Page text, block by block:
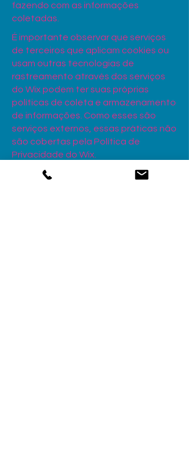
fazendo com as informações
coletadas.
É importante observar que serviços
de terceiros que aplicam cookies ou
usam outras tecnologias de
rastreamento através dos serviços
do Wix podem ter suas próprias
políticas de coleta e armazenamento
de informações. Como esses são
serviços externos, essas práticas não
são cobertas pela Política de
Privacidade do Wix.
Para saber mais a respeito, confira o